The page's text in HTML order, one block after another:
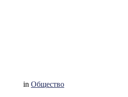
in Общество